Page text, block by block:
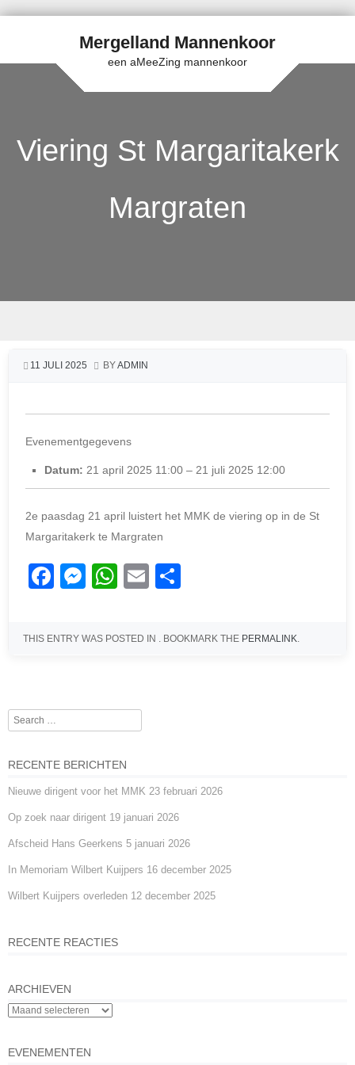
Mergelland Mannenkoor
een aMeeZing mannenkoor
Viering St Margaritakerk
Margraten
11 JULI 2025 BYADMIN
Evenementgegevens
Datum: 21 april 2025 11:00 – 21 juli 2025 12:00
2e paasdag 21 april luistert het MMK de viering op in de St
Margaritakerk te Margraten
F
c
o
o
k
M
ss
g
er
W
at
p
p
E
ail e
THIS ENTRY WAS POSTED IN . BOOKMARK THE PERMALINK.
Post navigation
Search
RECENTE BERICHTEN
Nieuwe dirigent voor het MMK 23 februari 2026
Op zoek naar dirigent 19 januari 2026
Afscheid Hans Geerkens 5 januari 2026
In Memoriam Wilbert Kuijpers 16 december 2025
Wilbert Kuijpers overleden 12 december 2025
RECENTE REACTIES
ARCHIEVEN
EVENEMENTEN